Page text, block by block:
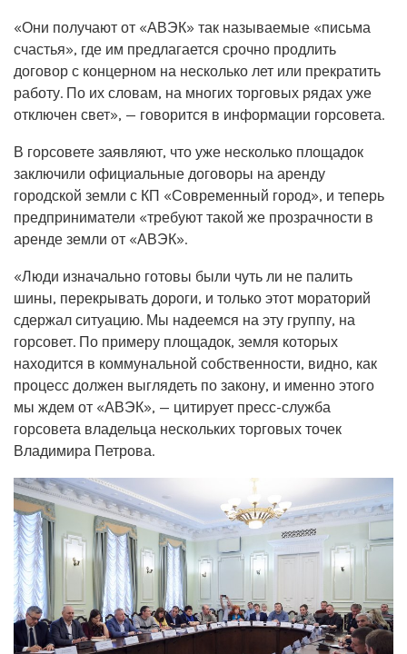
«Они получают от «АВЭК» так называемые «письма
счастья», где им предлагается срочно продлить
договор с концерном на несколько лет или прекратить
работу. По их словам, на многих торговых рядах уже
отключен свет», — говорится в информации горсовета.
В горсовете заявляют, что уже несколько площадок
заключили официальные договоры на аренду
городской земли с КП «Современный город», и теперь
предприниматели «требуют такой же прозрачности в
аренде земли от «АВЭК».
«Люди изначально готовы были чуть ли не палить
шины, перекрывать дороги, и только этот мораторий
сдержал ситуацию. Мы надеемся на эту группу, на
горсовет. По примеру площадок, земля которых
находится в коммунальной собственности, видно, как
процесс должен выглядеть по закону, и именно этого
мы ждем от «АВЭК», — цитирует пресс-служба
горсовета владельца нескольких торговых точек
Владимира Петрова.